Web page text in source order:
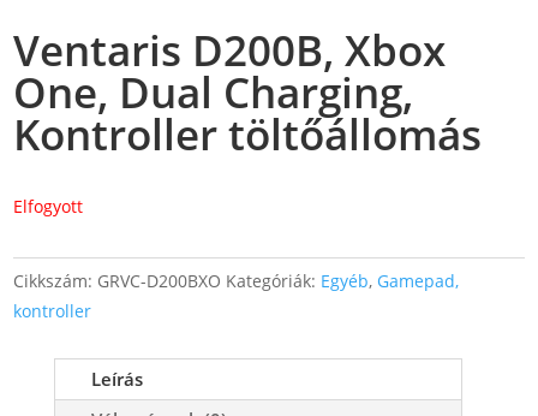
Ventaris D200B, Xbox
One, Dual Charging,
Kontroller töltőállomás
Elfogyott
Cikkszám: GRVC-D200BXO Kategóriák: Egyéb, Gamepad,
kontroller
Leírás